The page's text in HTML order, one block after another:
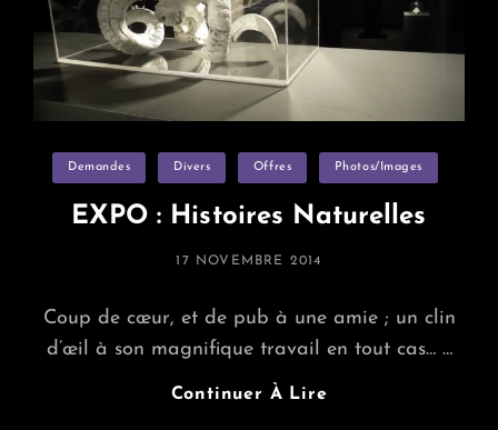
Categories
Demandes Divers Offres Photos/images
EXPO : Histoires Naturelles
POSTED
17 NOVEMBRE 2014
Coup de cœur, et de pub à une amie ; un clin
d’œil à son magnifique travail en tout cas… …
Continuer À LireEXPO